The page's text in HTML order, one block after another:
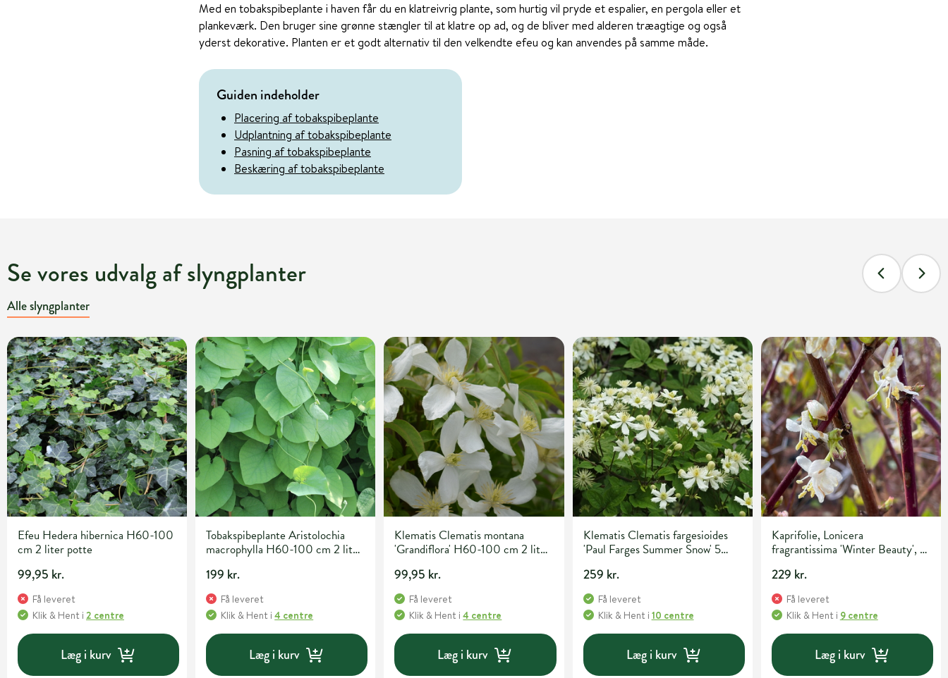
Med en tobakspibeplante i haven får du en klatreivrig plante, som hurtig vil pryde et espalier, en pergola eller et
plankeværk. Den bruger sine grønne stængler til at klatre op ad, og de bliver med alderen træagtige og også
yderst dekorative. Planten er et godt alternativ til den velkendte efeu og kan anvendes på samme måde.
Guiden indeholder
Placering af tobakspibeplante
Udplantning af tobakspibeplante
Pasning af tobakspibeplante
Beskæring af tobakspibeplante
Se vores udvalg af slyngplanter
Alle slyngplanter
Efeu Hedera hibernica H60-100
cm 2 liter potte
99,95 kr.
Få leveret
Klik & Hent i 2 centre
Læg i kurv
Tobakspibeplante Aristolochia
macrophylla H60-100 cm 2 liter
199 kr.
Få leveret
Klik & Hent i4 centre
Læg i kurv
Klematis Clematis montana
'Grandiflora' H60-100 cm 2 liter
99,95 kr.
Få leveret
Klik & Hent i4 centre
Læg i kurv
Klematis Clematis fargesioides
'Paul Farges Summer Snow' 5
259 kr.
Få leveret
Klik & Hent i 10 centre
Læg i kurv
Kaprifolie, Lonicera
fragrantissima 'Winter Beauty', 5
229 kr.
Få leveret
Klik & Hent i 9 centre
Læg i kurv